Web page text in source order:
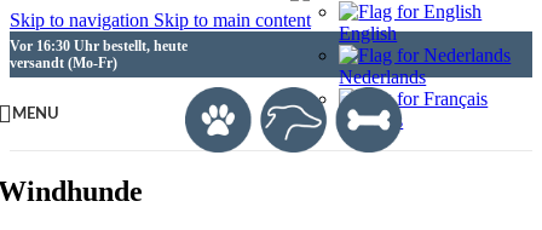
Skip to navigation Skip to main content
Vor 16:30 Uhr bestellt, heute
versandt (Mo-Fr)
English
Nederlands
Français
MENU